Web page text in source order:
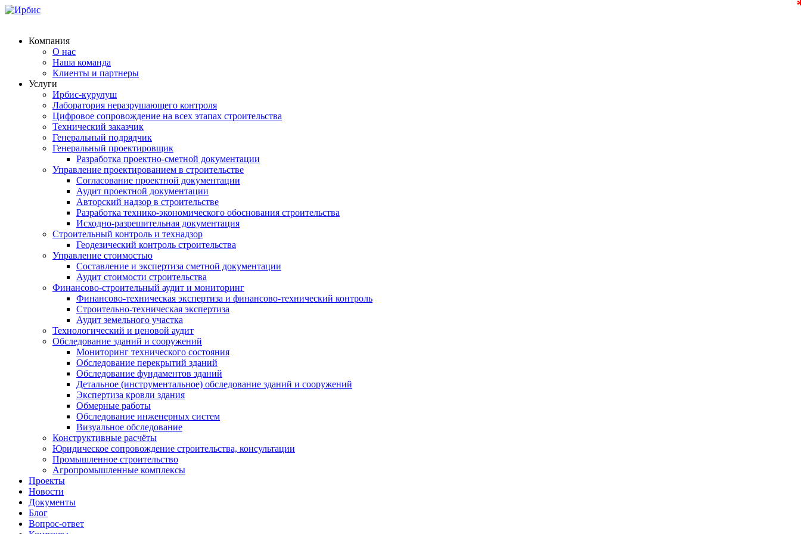
Компания
О нас
Наша команда
Клиенты и партнеры
Услуги
Ирбис-курулуш
Лаборатория неразрушающего контроля
Цифровое сопровождение на всех этапах строительства
Технический заказчик
Генеральный подрядчик
Генеральный проектировщик
Разработка проектно-сметной документации
Управление проектированием в строительстве
Согласование проектной документации
Аудит проектной документации
Авторский надзор в строительстве
Разработка технико-экономического обоснования строительства
Исходно-разрешительная документация
Строительный контроль и технадзор
Геодезический контроль строительства
Управление стоимостью
Составление и экспертиза сметной документации
Аудит стоимости строительства
Финансово-строительный аудит и мониторинг
Финансово-техническая экспертиза и финансово-технический контроль
Строительно-техническая экспертиза
Аудит земельного участка
Технологический и ценовой аудит
Обследование зданий и сооружений
Мониторинг технического состояния
Обследование перекрытий зданий
Обследование фундаментов зданий
Детальное (инструментальное) обследование зданий и сооружений
Экспертиза кровли здания
Обмерные работы
Обследование инженерных систем
Визуальное обследование
Конструктивные расчёты
Юридическое сопровождение строительства, консультации
Промышленное строительство
Агропромышленные комплексы
Проекты
Новости
Документы
Блог
Вопрос-ответ